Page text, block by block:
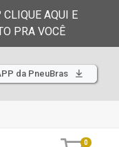
AQUI E
PRA VOCÊ
da PneuBras
0